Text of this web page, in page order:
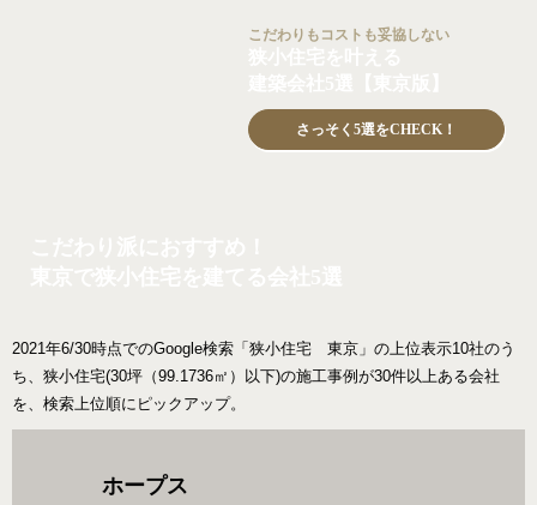
こだわりもコストも妥協しない
さっそく5選をCHECK！
2021年6/30時点でのGoogle検索「狭小住宅 東京」の上位表示10社のう
ち、狭小住宅(30坪（99.1736㎡）以下)の施工事例が30件以上ある会社
を、検索上位順にピックアップ。
ホープス